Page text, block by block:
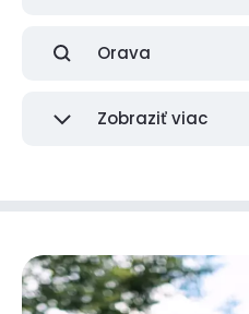
Orava
Zobraziť viac